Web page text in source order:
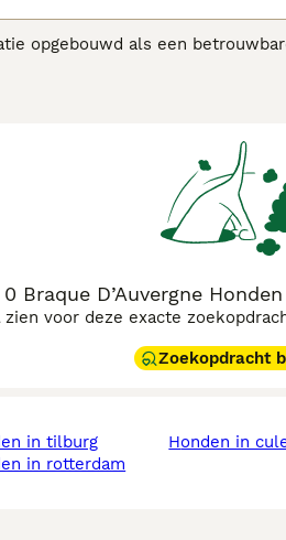
opgebouwd als een
Braque D’Auvergne
voor deze exacte
Zoekopdracht
in tilburg
in rotterdam
honden in